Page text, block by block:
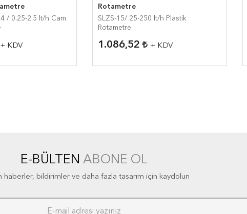
/ 0.25-2.5 lt/h Cam
+ KDV
Rotametre
SLZS-15/ 25-250 lt/h Plastik
Rotametre
1.086,52 + KDV
E-BÜLTEN ABONE OL
haberler, bildirimler ve daha fazla tasarım için kaydolun